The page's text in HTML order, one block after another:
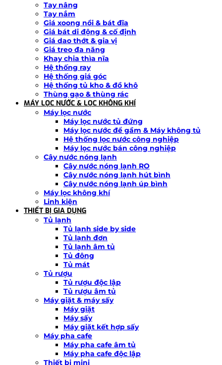
Tay nâng
Tay nắm
Giá xoong nồi & bát đĩa
Giá bát di động & cố định
Giá dao thớt & gia vị
Giá treo đa năng
Khay chia thìa nĩa
Hệ thống ray
Hệ thống giá góc
Hệ thống tủ kho & đồ khô
Thùng gạo & thùng rác
MÁY LỌC NƯỚC & LỌC KHÔNG KHÍ
Máy lọc nước
Máy lọc nước tủ đứng
Máy lọc nước để gầm & Máy không tủ
Hệ thống lọc nước công nghiệp
Máy lọc nước bán công nghiệp
Cây nước nóng lạnh
Cây nước nóng lạnh RO
Cây nước nóng lạnh hút bình
Cây nước nóng lạnh úp bình
Máy lọc không khí
Linh kiện
THIẾT BỊ GIA DỤNG
Tủ lạnh
Tủ lạnh side by side
Tủ lạnh đơn
Tủ lạnh âm tủ
Tủ đông
Tủ mát
Tủ rượu
Tủ rượu độc lập
Tủ rượu âm tủ
Máy giặt & máy sấy
Máy giặt
Máy sấy
Máy giặt kết hợp sấy
Máy pha cafe
Máy pha cafe âm tủ
Máy pha cafe độc lập
Thiết bị mini